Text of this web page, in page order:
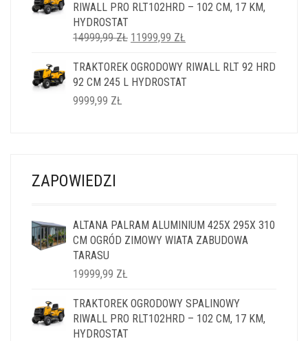
RIWALL PRO RLT102HRD – 102 CM, 17 KM,
HYDROSTAT
14999,99ZŁ PIERWOTNA
WYNOSIŁA:
14999,99 ZŁ.
11999,99 ZŁ
WYNOSI:
11999,99 ZŁ.
TRAKTOREK OGRODOWY RIWALL RLT 92 HRD
92 CM 245 L HYDROSTAT
9999,99 ZŁ
ZAPOWIEDZI
ALTANA PALRAM ALUMINIUM 425X 295X 310
CM OGRÓD ZIMOWY WIATA ZABUDOWA
TARASU
19999,99 ZŁ
TRAKTOREK OGRODOWY SPALINOWY
RIWALL PRO RLT102HRD – 102 CM, 17 KM,
HYDROSTAT